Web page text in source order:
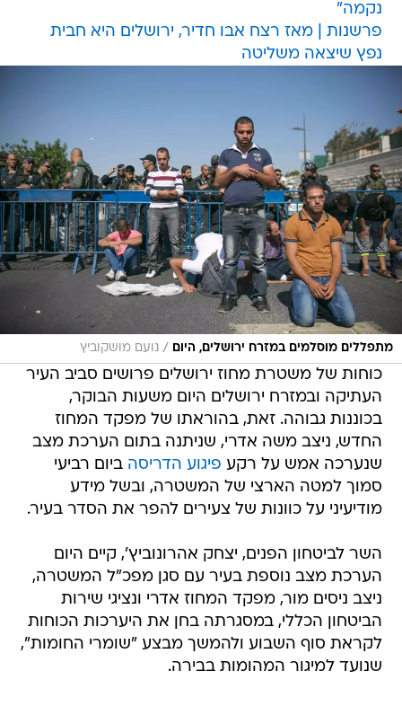
נקמה"
פרשנות | מאז רצח אבו חדיר, ירושלים היא חבית
נפץ שיצאה משליטה
מתפללים מוסלמים במזרח ירושלים, היום / נועם מושקוביץ
כוחות של משטרת מחוז ירושלים פרושים סביב העיר
העתיקה ובמזרח ירושלים היום משעות הבוקר,
בכוננות גבוהה. זאת, בהוראתו של מפקד המחוז
החדש, ניצב משה אדרי, שניתנה בתום הערכת מצב
שנערכה אמש על רקע פיגוע הדריסה ביום רביעי
סמוך למטה הארצי של המשטרה, ובשל מידע
מודיעיני על כוונות של צעירים להפר את הסדר בעיר.
השר לביטחון הפנים, יצחק אהרונוביץ', קיים היום
הערכת מצב נוספת בעיר עם סגן מפכ"ל המשטרה,
ניצב ניסים מור, מפקד המחוז אדרי ונציגי שירות
הביטחון הכללי, במסגרתה בחן את היערכות הכוחות
לקראת סוף השבוע ולהמשך מבצע "שומרי החומות",
שנועד למיגור המהומות בבירה.